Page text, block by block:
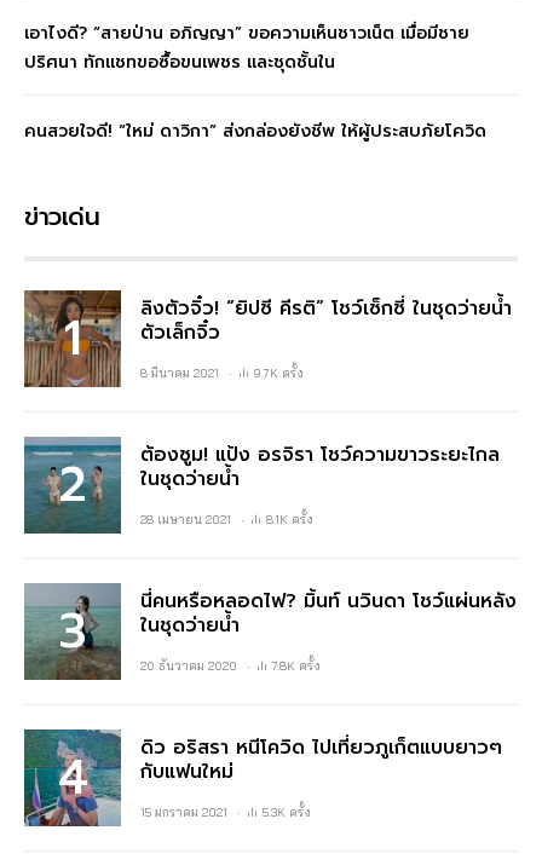
เอาไงดี? “สายป่าน อภิญญา” ขอความเห็นชาวเน็ต เมื่อมีชาย
ปริศนา ทักแชทขอซื้อขนเพชร และชุดชั้นใน
คนสวยใจดี! “ใหม่ ดาวิกา” ส่งกล่องยังชีพ ให้ผู้ประสบภัยโควิด
ข่าวเด่น
ลิงตัวจิ๋ว! “ยิปซี คีรติ” โชว์เซ็กซี่ ในชุดว่ายน้ำ
ตัวเล็กจิ๋ว
8 มีนาคม 2021 9.7K ครั้ง
ต้องซูม! แป้ง อรจิรา โชว์ความขาวระยะไกล
ในชุดว่ายน้ำ
28 เมษายน 2021 8.1K ครั้ง
นี่คนหรือหลอดไฟ? มิ้นท์ นวินดา โชว์แผ่นหลัง
ในชุดว่ายน้ำ
20 ธันวาคม 2020 7.8K ครั้ง
ดิว อริสรา หนีโควิด ไปเที่ยวภูเก็ตแบบยาวๆ
กับแฟนใหม่
15 มกราคม 2021 5.3K ครั้ง